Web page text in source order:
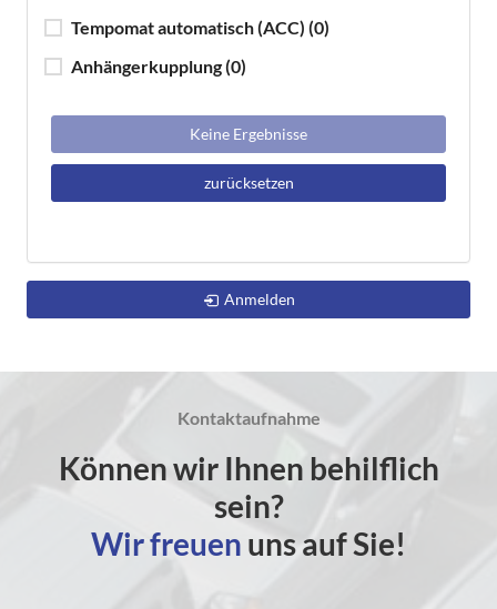
Tempomat automatisch (ACC) (0)
Anhängerkupplung(0)
Keine Ergebnisse
zurücksetzen
Anmelden
Kontaktaufnahme
Können wir Ihnen behilflich
sein?
Wir freuen uns auf Sie!